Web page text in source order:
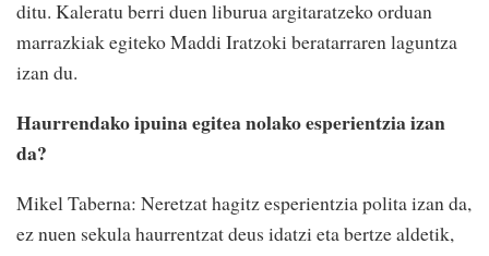
ditu. Kaleratu berri duen liburua argitaratzeko orduan
marrazkiak egiteko Maddi Iratzoki beratarraren laguntza
izan du.
Haurrendako ipuina egitea nolako esperientzia izan
da?
Mikel Taberna: Neretzat hagitz esperientzia polita izan da,
ez nuen sekula haurrentzat deus idatzi eta bertze aldetik,